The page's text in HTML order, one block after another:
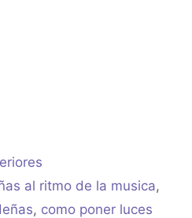
al ritmo de la musica,
, como poner luces